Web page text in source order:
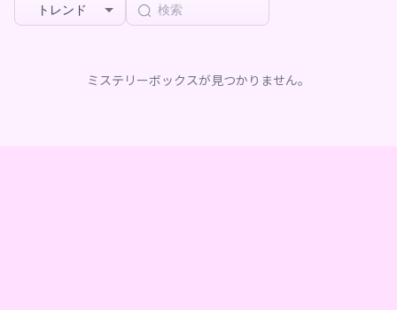
トレンド
ミステリーボックスが見つかりません。